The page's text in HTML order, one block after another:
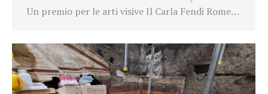
Un premio per le arti visive Il Carla Fendi Rome…